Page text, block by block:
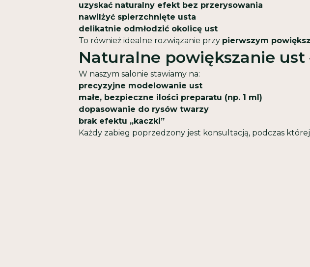
uzyskać naturalny efekt bez przerysowania
nawilżyć spierzchnięte usta
delikatnie odmłodzić okolicę ust
To również idealne rozwiązanie przy pierwszym
Naturalne powiększanie
W naszym salonie stawiamy na:
precyzyjne modelowanie ust
małe, bezpieczne ilości preparatu (np. 1 ml)
dopasowanie do rysów twarzy
brak efektu „kaczki”
Każdy zabieg poprzedzony jest konsultacją, podczas